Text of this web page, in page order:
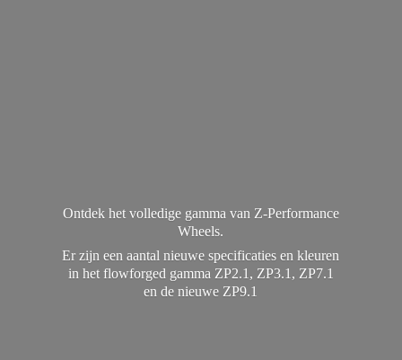
Ontdek het volledige gamma van Z-Performance
Wheels.
Er zijn een aantal nieuwe specificaties en kleuren
in het flowforged gamma ZP2.1, ZP3.1, ZP7.1
en denieuwe ZP9.1